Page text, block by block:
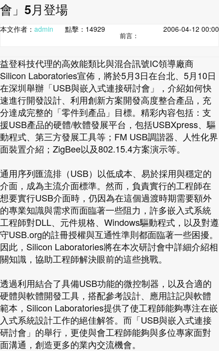
會」5月登場
本文作者： admin 點擊： 14929 2006-04-12 00:00
前言：
益登科技代理的高效能類比與混合訊號IC領導廠商
Silicon Laboratories宣佈，將於5月3日在台北、5月10日
在深圳舉辦「USB與嵌入式連接研討會」，介紹如何快
速進行開發設計、利用創新方案開發高度整合產品，充
分達成完整的「零件到產品」目標。精彩內容包括：支
援USB產品的硬體/軟體發展平台，包括USBXpress、驅
動程式、第三方發展工具等；FM USB調諧器、人性化界
面裝置介紹；ZigBee以及802.15.4方案演示等。
通用序列匯流排（USB）以低成本、易於採用與穩定的
介面，成為主流介面標準。然而，負責實行的工程師在
想要實行USB介面時，仍因為在這個過渡時期需要額外
的專業知識與需求而面臨著一些阻力，許多嵌入式系統
工程師對DLL、元件規格、Windows驅動程式，以及對遵
守USB.org的註冊授權與互通性準則都面臨著一些困擾。
因此，Silicon Laboratories將在本次研討會中詳細介紹相
關知識，協助工程師解決眼前的這些挑戰。
透過利用結合了具備USB功能的微控制器，以及合適的
硬體與軟體開發工具，搭配參考設計、應用註記與軟體
範本，Silicon Laboratories提供了使工程師能夠專注在嵌
入式系統設計工作的絕佳解答。而「USB與嵌入式連接
研討會」的舉行，更使與會工程師能夠與多位專家面對
面溝通，創造更多的業內交流機會。